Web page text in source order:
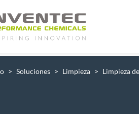
Soluciones Limpieza Limpieza